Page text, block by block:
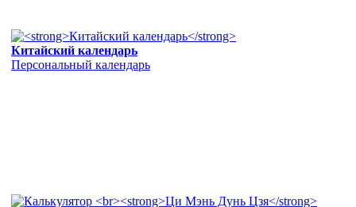
Китайский календарь
Персональный календарь